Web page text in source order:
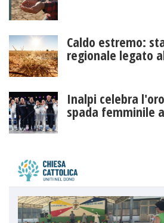
Caldo estremo:
regionale legato
Inalpi celebra
spada femminile